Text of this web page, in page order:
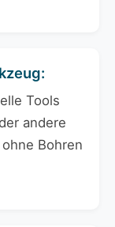
Tools
andere
Bohren